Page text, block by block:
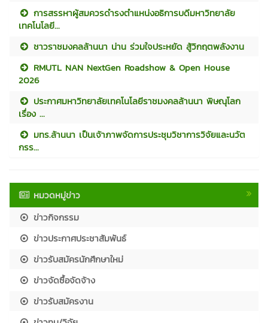
การสรรหาผู้สมควรดำรงตำแหน่งอธิการบดีมหาวิทยาลัย
เทคโนโลยี...
ชาวราชมงคลล้านนา น่าน ร่วมใจประหยัด สู้วิกฤตพลังงาน
RMUTL NAN NextGen Roadshow & Open House
2026
ประกาศมหาวิทยาลัยเทคโนโลยีราชมงคลล้านนา พิษณุโลก
เรื่อง ...
มทร.ล้านนา เป็นเจ้าภาพจัดการประชุมวิชาการวิจัยและนวัต
กรร...
หมวดหมู่ข่าว
ข่าวกิจกรรม
ข่าวประกาศประชาสัมพันธ์
ข่าวรับสมัครนักศึกษาใหม่
ข่าวจัดซื้อจัดจ้าง
ข่าวรับสมัครงาน